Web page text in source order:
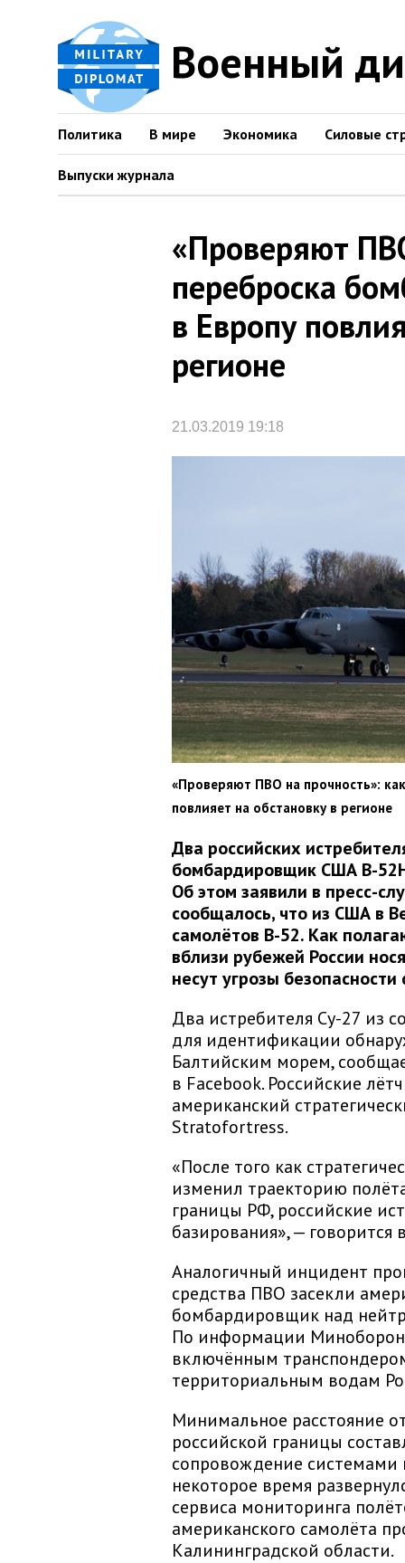
Военный
Политика В мире Экономика Силовые
Выпуски журнала
«Проверяют
переброска
в Европу
регионе
21.03.2019 19:18
«Проверяют ПВО на прочность»:
повлияет на обстановку в регионе
Два российских
бомбардировщик США B-
Об этом заявили в пресс-
сообщалось, что из США в
самолётов B-52. Как
вблизи рубежей России
несут угрозы безопасности
Два истребителя Су-27 из
для идентификации
Балтийским морем,
в Facebook. Российские
американский
Stratofortress.
«После того как
изменил траекторию
границы РФ, российские
базирования», —
Аналогичный инцидент
средства ПВО засекли
бомбардировщик над
По информации
включённым
территориальным водам
Минимальное расстояние
российской границы
сопровождение
некоторое время
сервиса мониторинга
американского самолёта
Калининградской области.